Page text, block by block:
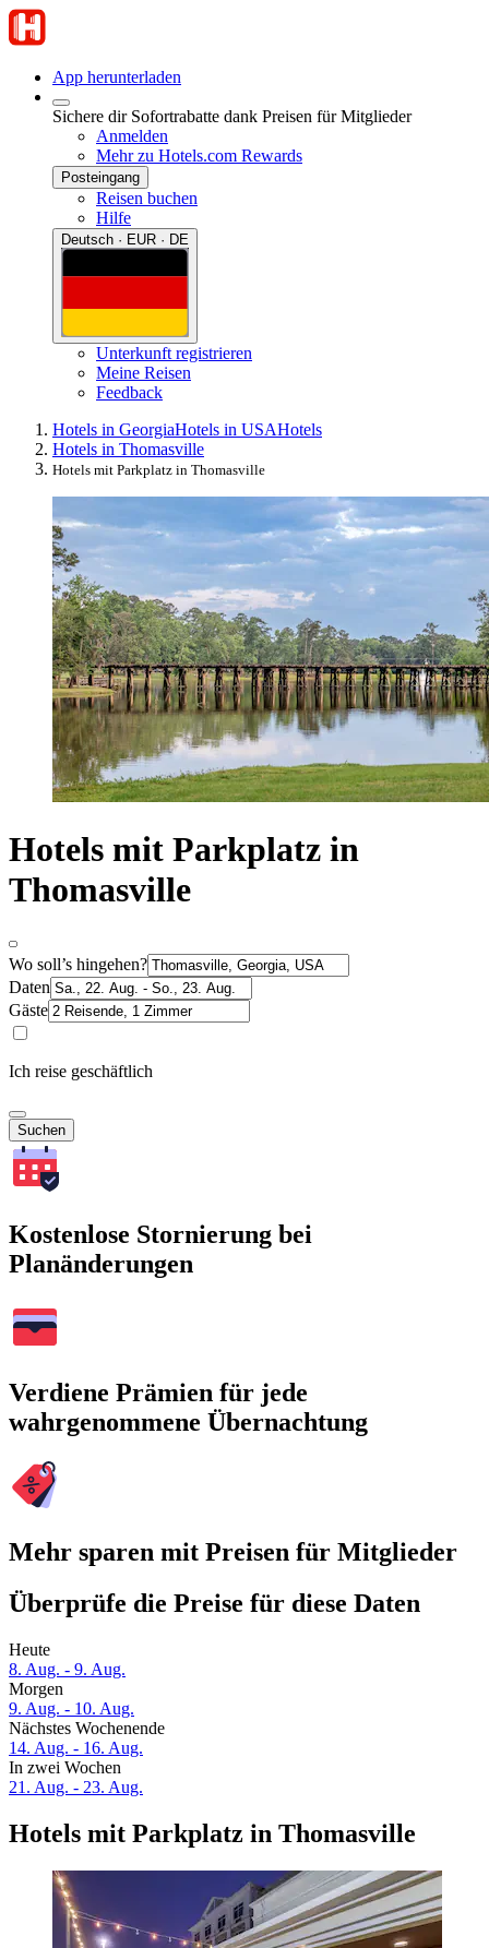
App herunterladen
Sichere dir Sofortrabatte dank Preisen für Mitglieder
Anmelden
Mehr zu Hotels.com Rewards
Posteingang
Reisen buchen
Hilfe
Deutsch · EUR · DE
Unterkunft registrieren
Meine Reisen
Feedback
Hotels in GeorgiaHotels in USAHotels
Hotels in Thomasville
Hotels mit Parkplatz in Thomasville
Hotels mit Parkplatz in
Thomasville
Wo soll’s hingehen?
Daten
Gäste
Ich reise geschäftlich
Suchen
Kostenlose Stornierung bei
Planänderungen
Verdiene Prämien für jede
wahrgenommene Übernachtung
Mehr sparen mit Preisen für Mitglieder
Überprüfe die Preise für diese Daten
Heute
8. Aug. - 9. Aug.
Morgen
9. Aug. - 10. Aug.
Nächstes Wochenende
14. Aug. - 16. Aug.
In zwei Wochen
21. Aug. - 23. Aug.
Hotels mit Parkplatz in Thomasville